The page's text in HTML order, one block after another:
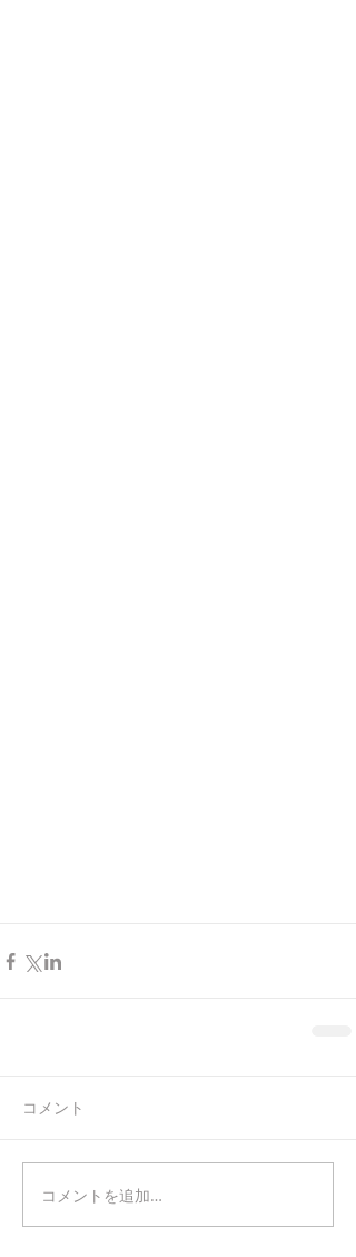
コメント
コメントを追加…